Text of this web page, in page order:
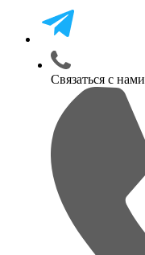
Связаться с нами